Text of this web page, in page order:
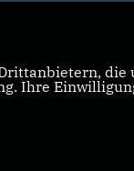
die
Ihre